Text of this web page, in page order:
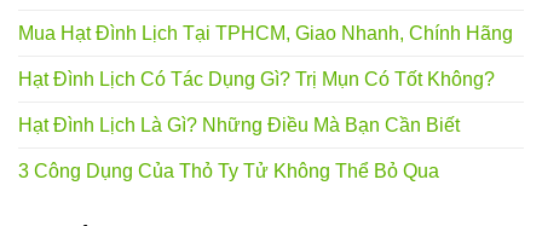
Mua Hạt Đình Lịch Tại TPHCM, Giao Nhanh, Chính Hãng
Hạt Đình Lịch Có Tác Dụng Gì? Trị Mụn Có Tốt Không?
Hạt Đình Lịch Là Gì? Những Điều Mà Bạn Cần Biết
3 Công Dụng Của Thỏ Ty Tử Không Thể Bỏ Qua